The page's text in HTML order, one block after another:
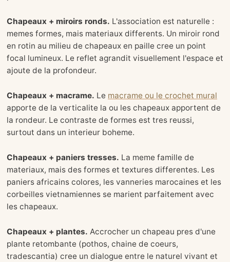
Chapeaux + miroirs ronds. L'association est naturelle :
memes formes, mais materiaux differents. Un miroir rond
en rotin au milieu de chapeaux en paille cree un point
focal lumineux. Le reflet agrandit visuellement l'espace et
ajoute de la profondeur.
Chapeaux + macrame. Le macrame ou le crochet mural
apporte de la verticalite la ou les chapeaux apportent de
la rondeur. Le contraste de formes est tres reussi,
surtout dans un interieur boheme.
Chapeaux + paniers tresses. La meme famille de
materiaux, mais des formes et textures differentes. Les
paniers africains colores, les vanneries marocaines et les
corbeilles vietnamiennes se marient parfaitement avec
les chapeaux.
Chapeaux + plantes. Accrocher un chapeau pres d'une
plante retombante (pothos, chaine de coeurs,
tradescantia) cree un dialogue entre le naturel vivant et